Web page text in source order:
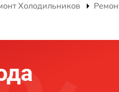
Холодильников